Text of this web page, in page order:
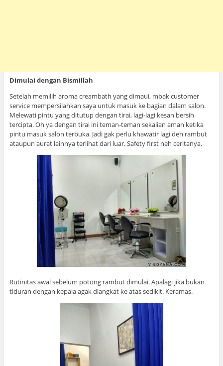
Dimulai dengan Bismillah
Setelah memilih aroma creambath yang dimaui, mbak customer
service mempersilahkan saya untuk masuk ke bagian dalam salon.
Melewati pintu yang ditutup dengan tirai, lagi-lagi kesan bersih
tercipta. Oh ya dengan tirai ini teman-teman sekalian aman ketika
pintu masuk salon terbuka. Jadi gak perlu khawatir lagi deh rambut
ataupun aurat lainnya terlihat dari luar. Safety first neh ceritanya.
Rutinitas awal sebelum potong rambut dimulai. Apalagi jika bukan
tiduran dengan kepala agak diangkat ke atas sedikit. Keramas.